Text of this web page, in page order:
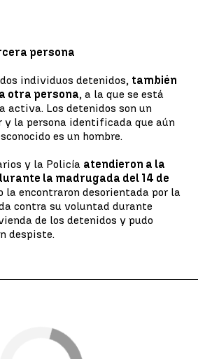
persona
individuos detenidos, también
otra persona, a la que se está
activa. Los detenidos son un
y la persona identificada que aún
es un hombre.
y la Policía atendieron a la
la madrugada del 14 de
la encontraron desorientada por la
contra su voluntad durante
de los detenidos y pudo
despiste.